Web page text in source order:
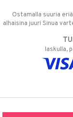
Ostamalla suuria
alhaisina juuri Sinua
laskulla,